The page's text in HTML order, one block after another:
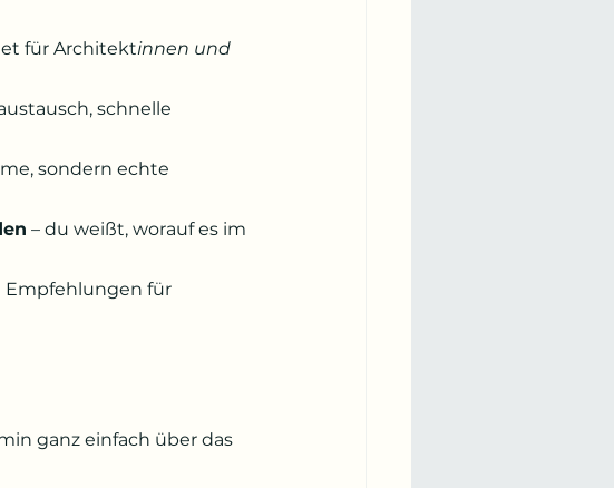
für Architektinnen und
schnelle
sondern echte
– du weißt, worauf es im
Empfehlungen für
ganz einfach über das